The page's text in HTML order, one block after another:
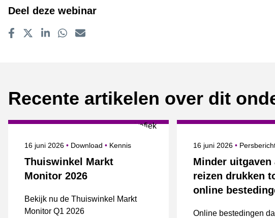
Deel deze webinar
Recente artikelen over dit
Thuiswinkel Markt
Monitor 2026
Gepubliceerd op
16 juni 2026 Download Onderwerpen
Kennis
Bekijk nu de Thuiswinkel Markt
Monitor Q1 2026
Minder uitgaven
reizen drukken
online
Gepubliceerd op
16 juni 2026 Categorie
Online bestedingen